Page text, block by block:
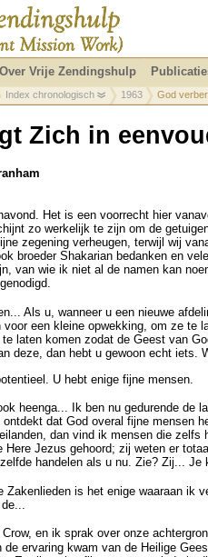
Zich in
Het is een voorrecht hier
zo werkelijk te zijn om de
zegening verheugen, terwijl wij
broeder Shakarian bedanken en
van wie ik niet al de namen kan
Als u, wanneer u een nieuwe
voor een kleine opwekking, om ze te
laten komen zodat de Geest van
deze, dan hebt u gewoon echt iets.
U hebt enige fijne mensen.
heenga... Ik ben nu gedurende de
dat God overal fijne mensen
dan vind ik mensen die
Here Jezus gehoord; zij weten er
handelen als u nu. Zie? Zij...
Zakenlieden is het enige waaraan ik
en ik sprak over onze
de ervaring kwam van de Heilige
Over Vrije Zendingshulp
Index chronologisch 1963 God